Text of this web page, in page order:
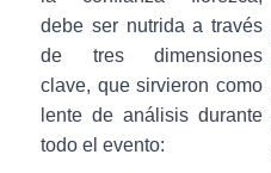
debe ser nutrida a través
de tres dimensiones
clave, que sirvieron como
lente de análisis durante
todo el evento: